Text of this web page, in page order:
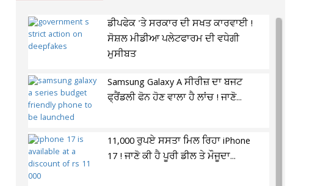
ਡੀਪਫੇਕ 'ਤੇ ਸਰਕਾਰ ਦੀ ਸਖਤ ਕਾਰਵਾਈ !
ਸੋਸ਼ਲ ਮੀਡੀਆ ਪਲੇਟਫਾਰਮ ਦੀ ਵਧੇਗੀ
ਮੁਸੀਬਤ
Samsung Galaxy A ਸੀਰੀਜ਼ ਦਾ ਬਜਟ
ਫ੍ਰੈਂਡਲੀ ਫੋਨ ਹੋਣ ਵਾਲਾ ਹੈ ਲਾਂਚ ! ਜਾਣੋ...
11,000 ਰੁਪਏ ਸਸਤਾ ਮਿਲ ਰਿਹਾ iPhone
17 ! ਜਾਣੋ ਕੀ ਹੈ ਪੂਰੀ ਡੀਲ ਤੇ ਮੌਜੂਦਾ...